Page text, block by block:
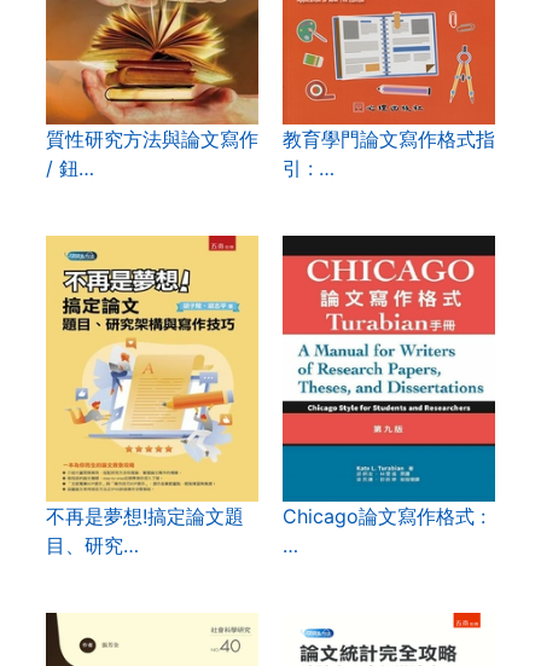
質性研究方法與論文寫作
/ 鈕…
教育學門論文寫作格式指
引 : …
不再是夢想!搞定論文題
目、研究…
Chicago論文寫作格式 :
…